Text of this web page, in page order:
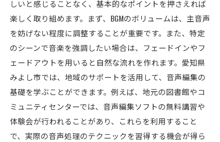
しいと感じることなく、基本的なポイントを押さえれば
楽しく取り組めます。まず、BGMのボリュームは、主音声
を妨げない程度に調整することが重要です。また、特定
のシーンで音楽を強調したい場合は、フェードインやフ
ェードアウトを用いると自然な流れを作れます。愛知県
みよし市では、地域のサポートを活用して、音声編集の
基礎を学ぶことができます。例えば、地元の図書館やコ
ミュニティセンターでは、音声編集ソフトの無料講習や
体験会が行われることがあり、これらを利用すること
で、実際の音声処理のテクニックを習得する機会が得ら